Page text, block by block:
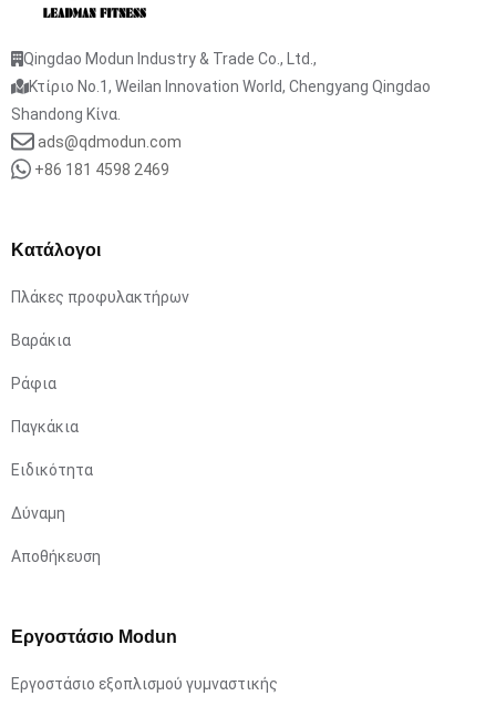
Qingdao Modun Industry & Trade Co., Ltd.,
Κτίριο No.1, Weilan Innovation World, Chengyang Qingdao
Shandong Κίνα.
ads@qdmodun.com
+86 181 4598 2469
Κατάλογοι
Πλάκες προφυλακτήρων
Βαράκια
Ράφια
Παγκάκια
Ειδικότητα
Δύναμη
Αποθήκευση
Εργοστάσιο Modun
Εργοστάσιο εξοπλισμού γυμναστικής